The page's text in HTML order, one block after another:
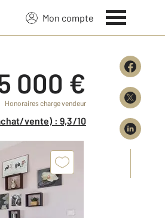
Mon compte
000 €
Honoraires charge vendeur
vente) : 9,3/10